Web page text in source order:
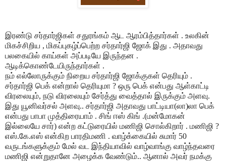
இரண்டு சர்தார்ஜிகள் சதுரங்கம் ஆட ஆரம்பித்தார்கள் . உலகின்
மிகச்சிறிய , மிகப்புகழ்ப்பெற்ற சர்தார்ஜி ஜோக் இது . அதாவது
பலகையில் காய்கள் அப்படியே இருந்தன .
ஆடிக்கொண்டேயிருந்தார்கள் .
நம் எல்லோருக்கும் நிறைய சர்தார்ஜி ஜோக்குகள் தெரியும் .
சர்தார்ஜி பெக் என்றால் தெரியுமா ? ஒரு பெக் என்பது ஆள்காட்டி
விரலையும், நடு விரலையும் சேர்த்து வைத்தால் இருக்கும் அளவு.
இது யூனிவர்சல் அளவு.. சர்தார்ஜி அதாவது பாட்டியா(லா)லா பெக்
என்பது பாபா முத்திரையாம் . சிங் ஈஸ் கிங் .(மன்மோகன்
இல்லையே சார்) என்ற கட்டுரையில் மணிஜி சொல்கிறார் . மணிஜி ?
எஸ்.கே.எஸ் என்கிற பாரதிமணி . வாழ்க்கையில் சுமார் 50
வருடங்களுக்கும் மேல் வட இந்தியாவில் வாழ்வாங்கு வாழ்ந்தவரை
மணிஜி என்றுதானே அழைக்க வேண்டும்.. ஆனால் அவர் நமக்கு